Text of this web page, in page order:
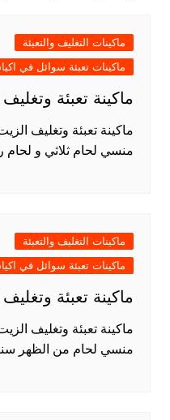
ماكينات التغليف والتعبئة
ماكينات تعبئة سوائل في
ماكينة تعبئة
منسي لحام ثلاثي و
ماكينات التغليف والتعبئة
ماكينات تعبئة سوائل في
ماكينة تعبئة
منسي لحام من الظهر